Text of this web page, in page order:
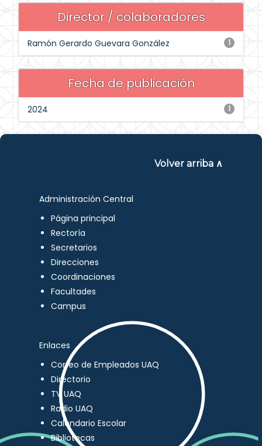
Director / colaboradores
1
Ramón Gerardo Guevara González
Fecha de publicación
1
2024
Volver arriba ∧
Administración Central
Página principal
Rectoría
Secretarios
Direcciones
Coordinaciones
Facultades
Campus
Enlaces
Correo de Empleados UAQ
Directorio
TV UAQ
Radio UAQ
Calendario Escolar
Bibliotecas